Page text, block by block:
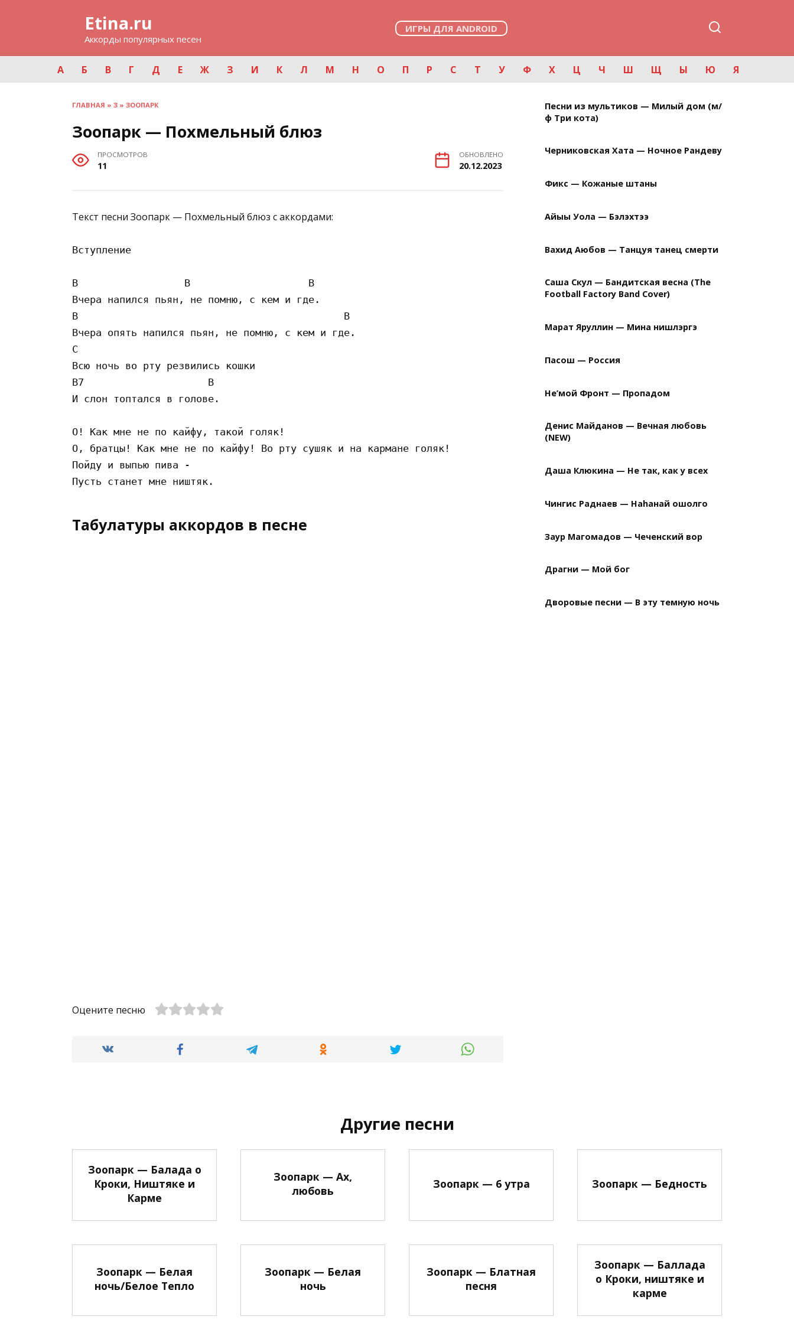
Etina.ru
Аккорды популярных песен
ИГРЫ ДЛЯ ANDROID
А Б В Г Д Е Ж З И К Л М Н О П Р С Т У Ф Х Ц Ч Ш Щ Ы Ю Я
ГЛАВНАЯ » З » ЗООПАРК
Зоопарк — Похмельный блюз
ПРОСМОТРОВ
11
ОБНОВЛЕНО
20.12.2023
Текст песни Зоопарк — Похмельный блюз с аккордами:
Вступление
B                  B                    B
Вчера напился пьян, не помню, с кем и где.
B                                             B
Вчера опять напился пьян, не помню, с кем и где.
C
Всю ночь во рту резвились кошки
B7                     B
И слон топтался в голове.
О! Как мне не по кайфу, такой голяк!
О, братцы! Как мне не по кайфу! Во рту сушяк и на кармане голяк!
Пойду и выпью пива -
Табулатуры аккордов в песне
Оцените песню
Песни из мультиков — Милый дом (м/
ф Три кота)
Черниковская Хата — Ночное Рандеву
Фикс — Кожаные штаны
Айыы Уола — Бэлэхтээ
Вахид Аюбов — Танцуя танец смерти
Саша Скул — Бандитская весна (The
Football Factory Band Cover)
Марат Яруллин — Мина нишлэргэ
Пасош — Россия
Не’мой Фронт — Пропадом
Денис Майданов — Вечная любовь
(NEW)
Даша Клюкина — Не так, как у всех
Чингис Раднаев — Наhанай ошолго
Заур Магомадов — Чеченский вор
Драгни — Мой бог
Дворовые песни — В эту темную ночь
Другие песни
Зоопарк — Балада о
Кроки, Ништяке и
Карме
Зоопарк — Ах,
любовь
Зоопарк — 6 утра Зоопарк — Бедность
Зоопарк — Белая
ночь/Белое Тепло
Зоопарк — Белая
ночь
Зоопарк — Блатная
песня
Зоопарк — Баллада
о Кроки, ништяке и
карме